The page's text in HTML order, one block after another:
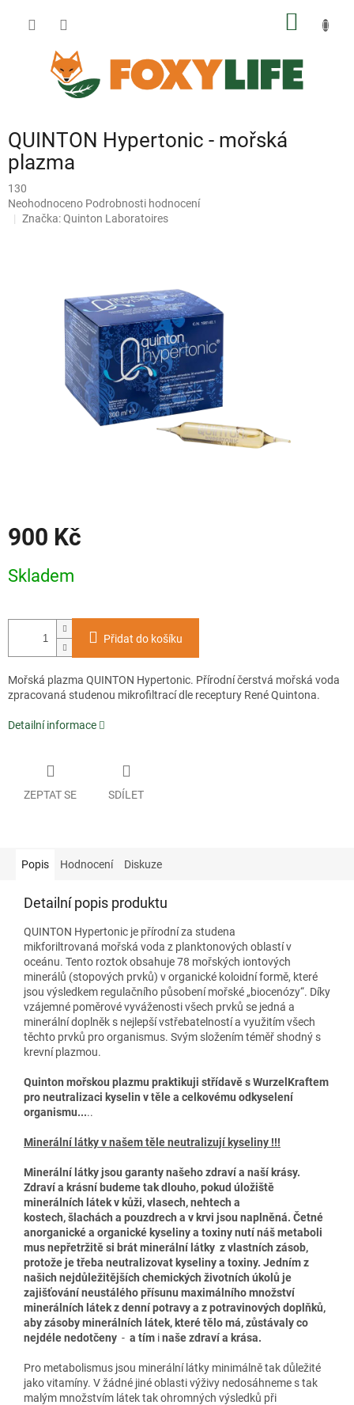
QUINTON Hypertonic - mořská
plazma
130
Průměrné
hodnocení
Neohodnoceno Podrobnosti hodnocení
Značka:Quinton Laboratoires
900 Kč
cena:
Skladem
Přidat do košíku
Mořská plazma QUINTON Hypertonic. Přírodní čerstvá mořská voda
zpracovaná studenou mikrofiltrací dle receptury René Quintona.
Detailní informace
ZEPTAT SE SDÍLET
Popis Hodnocení Diskuze
Detailní popis produktu
QUINTON Hypertonic je přírodní za studena
mikforiltrovaná mořská voda z planktonových oblastí v
oceánu. Tento roztok obsahuje 78 mořských iontových
minerálů (stopových prvků) v organické koloidní formě, které
jsou výsledkem regulačního působení mořské „biocenózy“. Díky
vzájemné poměrové vyváženosti všech prvků se jedná a
minerální doplněk s nejlepší vstřebatelností a využitím všech
těchto prvků pro organismus. Svým složením téměř shodný s
krevní plazmou.
Quinton mořskou plazmu praktikuji střídavě s WurzelKraftem
pro neutralizaci kyselin v těle a celkovému odkyselení
organismu.....
Minerální látky v našem těle neutralizují kyseliny !!!
Minerální látky jsou garanty našeho zdraví a naší krásy.
Zdraví a krásní budeme tak dlouho, pokud úložiště
minerálních látekv kůži,vlasech, nehtech a
kostech,šlachách a pouzdrech a v krvi jsou naplněná. Četné
anorganické a organické kyseliny a toxiny nutí náš metaboli
mus nepřetržitě si brát minerální látky zvlastních zásob,
protože je třeba neutralizovat kyseliny a toxiny. Jedním z
našich nejdůležitějších chemických životních úkolů je
zajišťování neustálého přísunu maximálního množství
minerálních látek z denní potravy a z potravinových doplňků,
aby zásoby minerálních látek, kterétělomá, zůstávaly co
nejdéle nedotčeny - a tím inaše zdraví a krása.
Pro metabolismus jsou minerální látky minimálně tak důležité
jako vitamíny. V žádné jiné oblasti výživy nedosáhneme s tak
malým množstvím látek tak ohromných výsledků při